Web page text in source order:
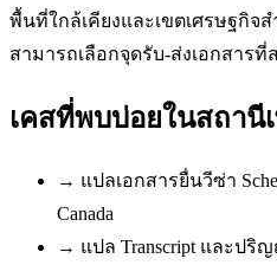
พื้นที่ใกล้เคียงและเขตเศรษฐกิ
สามารถเลือกจุดรับ-ส่งเอกสาร
เคสที่พบบ่อยในสถานี
→ แปลเอกสารยื่นวีซ่า
Canada
→ แปล Transcript และปริ